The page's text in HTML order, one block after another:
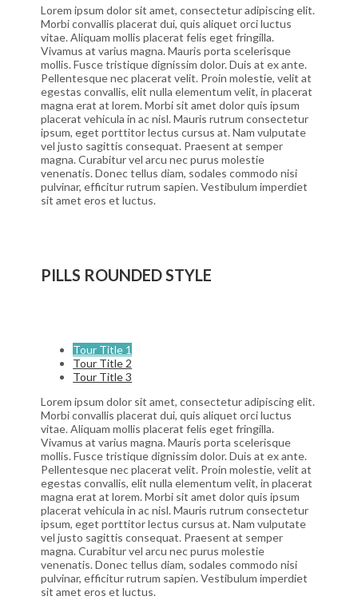
Lorem ipsum dolor sit amet, consectetur adipiscing elit.
Morbi convallis placerat dui, quis aliquet orci luctus
vitae. Aliquam mollis placerat felis eget fringilla.
Vivamus at varius magna. Mauris porta scelerisque
mollis. Fusce tristique dignissim dolor. Duis at ex ante.
Pellentesque nec placerat velit. Proin molestie, velit at
egestas convallis, elit nulla elementum velit, in placerat
magna erat at lorem. Morbi sit amet dolor quis ipsum
placerat vehicula in ac nisl. Mauris rutrum consectetur
ipsum, eget porttitor lectus cursus at. Nam vulputate
vel justo sagittis consequat. Praesent at semper
magna. Curabitur vel arcu nec purus molestie
venenatis. Donec tellus diam, sodales commodo nisi
pulvinar, efficitur rutrum sapien. Vestibulum imperdiet
sit amet eros et luctus.
PILLS ROUNDED STYLE
Tour Title 1
Tour Title 2
Tour Title 3
Lorem ipsum dolor sit amet, consectetur adipiscing elit.
Morbi convallis placerat dui, quis aliquet orci luctus
vitae. Aliquam mollis placerat felis eget fringilla.
Vivamus at varius magna. Mauris porta scelerisque
mollis. Fusce tristique dignissim dolor. Duis at ex ante.
Pellentesque nec placerat velit. Proin molestie, velit at
egestas convallis, elit nulla elementum velit, in placerat
magna erat at lorem. Morbi sit amet dolor quis ipsum
placerat vehicula in ac nisl. Mauris rutrum consectetur
ipsum, eget porttitor lectus cursus at. Nam vulputate
vel justo sagittis consequat. Praesent at semper
magna. Curabitur vel arcu nec purus molestie
venenatis. Donec tellus diam, sodales commodo nisi
pulvinar, efficitur rutrum sapien. Vestibulum imperdiet
sit amet eros et luctus.